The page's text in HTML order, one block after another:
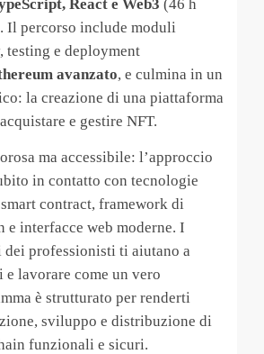
React e Web3 (46 h
Il percorso include moduli
testing e deployment
avanzato, e culmina in un
la creazione di una piattaforma
e gestire NFT.
ma accessibile: l’approccio
in contatto con tecnologie
contract, framework di
interfacce web moderne. I
professionisti ti aiutano a
lavorare come un vero
è strutturato per renderti
sviluppo e distribuzione di
funzionali e sicuri.